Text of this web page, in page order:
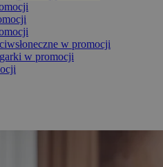
w promocji
w promocji